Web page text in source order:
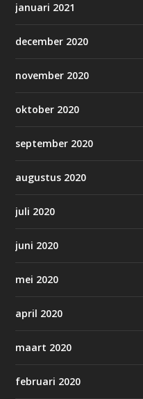
januari 2021
december 2020
november 2020
oktober 2020
september 2020
augustus 2020
juli 2020
juni 2020
mei 2020
april 2020
maart 2020
februari 2020